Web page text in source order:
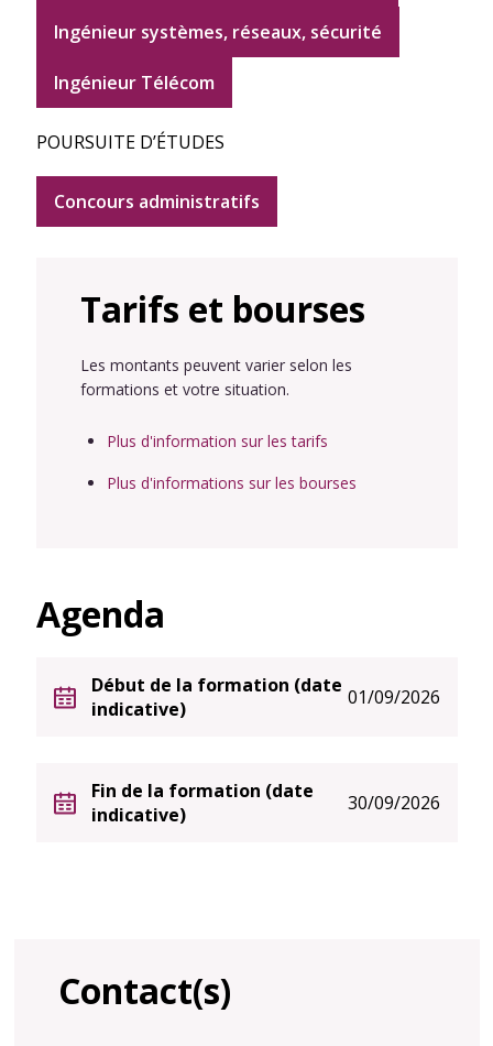
Ingénieur systèmes, réseaux, sécurité
Ingénieur Télécom
POURSUITE D’ÉTUDES
Concours administratifs
Tarifs et bourses
Les montants peuvent varier selon les
formations et votre situation.
Plus d'information sur les tarifs
Plus d'informations sur les bourses
Agenda
Début de la formation (date
indicative)
01/09/2026
Fin de la formation (date
indicative)
30/09/2026
Contact(s)